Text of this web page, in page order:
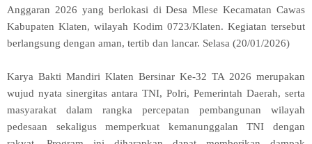
Anggaran 2026 yang berlokasi di Desa Mlese Kecamatan Cawas
Kabupaten Klaten, wilayah Kodim 0723/Klaten. Kegiatan tersebut
berlangsung dengan aman, tertib dan lancar. Selasa (20/01/2026)
Karya Bakti Mandiri Klaten Bersinar Ke-32 TA 2026 merupakan
wujud nyata sinergitas antara TNI, Polri, Pemerintah Daerah, serta
masyarakat dalam rangka percepatan pembangunan wilayah
pedesaan sekaligus memperkuat kemanunggalan TNI dengan